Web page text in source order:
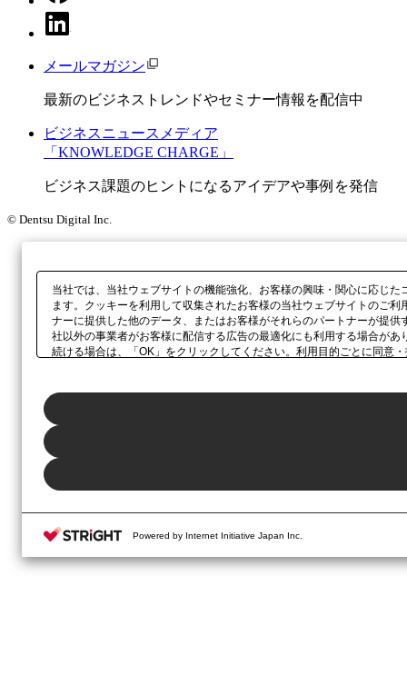
メールマガジン
最新のビジネストレンドやセミナー情報を配信中
ビジネスニュースメディア
「KNOWLEDGE CHARGE」
ビジネス課題のヒントになるアイデアや事例を発信
© Dentsu Digital Inc.
当社では、当社ウェブサイトの機能強化、お客様の興味・関心に応じ
ます。クッキーを利用して収集されたお客様の当社ウェブサイトのご
ナーに提供した他のデータ、またはお客様がそれらのパートナーが提
社以外の事業者がお客様に配信する広告の最適化にも利用する場合が
続ける場合は、「OK」をクリックしてください。利用目的ごとに同意
Powered by Internet Initiative Japan Inc.